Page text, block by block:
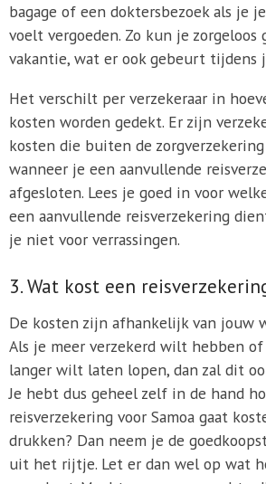
bagage of een doktersbezoek als je
voelt vergoeden. Zo kun je
vakantie, wat er ook gebeurt tijdens
Het verschilt per verzekeraar in
kosten worden gedekt. Er zijn
kosten die buiten de
wanneer je een aanvullende
afgesloten. Lees je goed in voor
een aanvullende reisverzekering
je niet voor verrassingen.
3. Wat kost een
De kosten zijn afhankelijk van jouw
Als je meer verzekerd wilt hebben
langer wilt laten lopen, dan zal dit
Je hebt dus geheel zelf in de hand
reisverzekering voor Samoa gaat
drukken? Dan neem je de
uit het rijtje. Let er dan wel op wat